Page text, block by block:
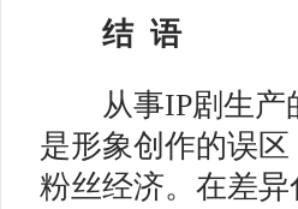
结 语
从事IP剧生产
是形象创作的误
粉丝经济。在差